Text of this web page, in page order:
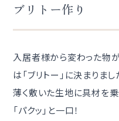
ブリトー作り
入居者様から変わった物
は「ブリトー」に決まりまし
薄く敷いた生地に具材を
「パクッ」と一口！